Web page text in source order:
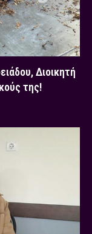
Διοικητή
της!